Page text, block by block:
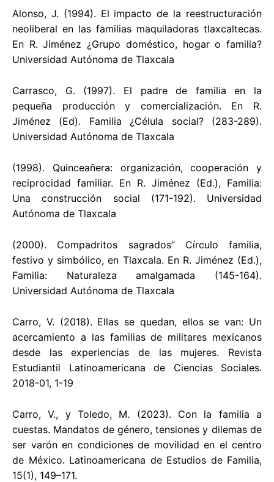
Alonso, J. (1994). El impacto de la reestructuración
neoliberal en las familias maquiladoras tlaxcaltecas.
En R. Jiménez ¿Grupo doméstico, hogar o familia?
Universidad Autónoma de Tlaxcala
Carrasco, G. (1997). El padre de familia en la
pequeña producción y comercialización. En R.
Jiménez (Ed). Familia ¿Célula social? (283-289).
Universidad Autónoma de Tlaxcala
(1998). Quinceañera: organización, cooperación y
reciprocidad familiar. En R. Jiménez (Ed.), Familia:
Una construcción social (171-192). Universidad
Autónoma de Tlaxcala
(2000). Compadritos sagrados” Círculo familia,
festivo y simbólico, en Tlaxcala. En R. Jiménez (Ed.),
Familia: Naturaleza amalgamada (145-164).
Universidad Autónoma de Tlaxcala
Carro, V. (2018). Ellas se quedan, ellos se van: Un
acercamiento a las familias de militares mexicanos
desde las experiencias de las mujeres. Revista
Estudiantil Latinoamericana de Ciencias Sociales.
2018-01, 1-19
Carro, V., y Toledo, M. (2023). Con la familia a
cuestas. Mandatos de género, tensiones y dilemas de
ser varón en condiciones de movilidad en el centro
de México. Latinoamericana de Estudios de Familia,
15(1), 149–171.